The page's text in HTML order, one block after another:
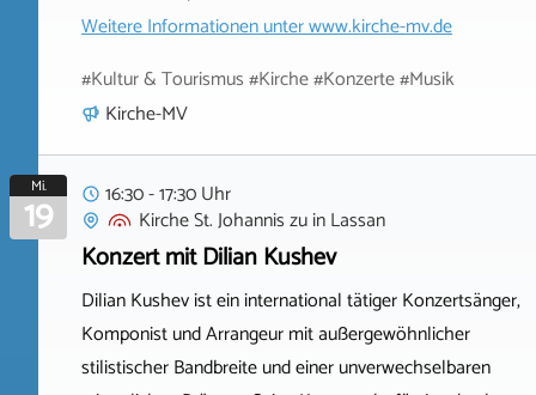
Weitere Informationen unterwww.kirche-mv.de
#Kultur & Tourismus #Kirche #Konzerte #Musik
Kirche-MV
Mi.
19
16:30 - 17:30 Uhr
Kirche St. Johannis zuinLassan
Konzert mit Dilian Kushev
Dilian Kushev ist ein international tätiger Konzertsänger,
Komponist und Arrangeur mit außergewöhnlicher
stilistischer Bandbreite und einer unverwechselbaren